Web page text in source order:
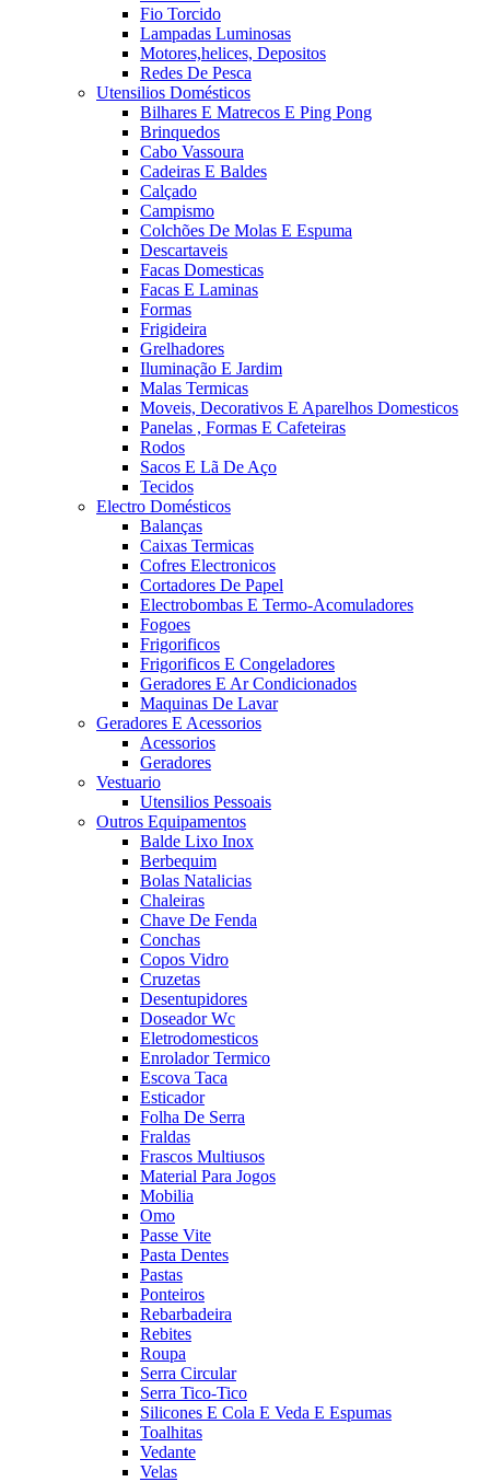
Fio Torcido
Lampadas Luminosas
Motores,helices, Depositos
Redes De Pesca
Utensilios Domésticos
Bilhares E Matrecos E Ping Pong
Brinquedos
Cabo Vassoura
Cadeiras E Baldes
Calçado
Campismo
Colchões De Molas E Espuma
Descartaveis
Facas Domesticas
Facas E Laminas
Formas
Frigideira
Grelhadores
Iluminação E Jardim
Malas Termicas
Moveis, Decorativos E Aparelhos Domesticos
Panelas , Formas E Cafeteiras
Rodos
Sacos E Lã De Aço
Tecidos
Electro Domésticos
Balanças
Caixas Termicas
Cofres Electronicos
Cortadores De Papel
Electrobombas E Termo-Acomuladores
Fogoes
Frigorificos
Frigorificos E Congeladores
Geradores E Ar Condicionados
Maquinas De Lavar
Geradores E Acessorios
Acessorios
Geradores
Vestuario
Utensilios Pessoais
Outros Equipamentos
Balde Lixo Inox
Berbequim
Bolas Natalicias
Chaleiras
Chave De Fenda
Conchas
Copos Vidro
Cruzetas
Desentupidores
Doseador Wc
Eletrodomesticos
Enrolador Termico
Escova Taca
Esticador
Folha De Serra
Fraldas
Frascos Multiusos
Material Para Jogos
Mobilia
Omo
Passe Vite
Pasta Dentes
Pastas
Ponteiros
Rebarbadeira
Rebites
Roupa
Serra Circular
Serra Tico-Tico
Silicones E Cola E Veda E Espumas
Toalhitas
Vedante
Velas